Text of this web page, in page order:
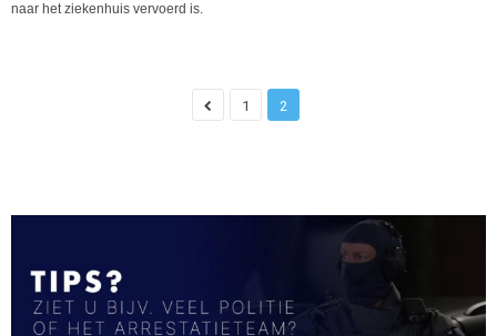
naar het ziekenhuis vervoerd is.
1 2